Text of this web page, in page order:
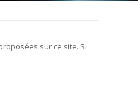
sur ce site. Si